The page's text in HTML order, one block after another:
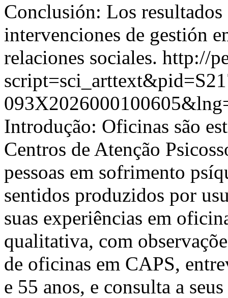
Conclusión: Los resultados
intervenciones de gestión
relaciones sociales. http://
Introdução: Oficinas são
Centros de Atenção
pessoas em sofrimento
sentidos produzidos por
suas experiências em
qualitativa, com
de oficinas em CAPS,
e 55 anos, e consulta a